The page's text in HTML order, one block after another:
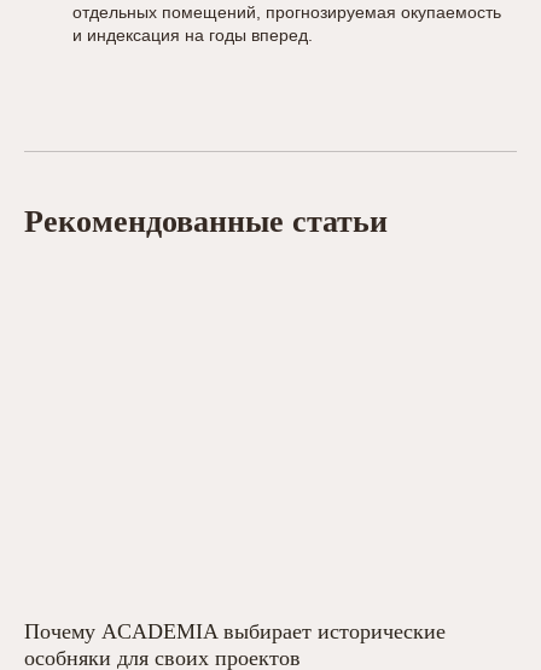
отдельных помещений, прогнозируемая окупаемость
и индексация на годы вперед.
Рекомендованные статьи
Почему ACADEMIA выбирает исторические
особняки для своих проектов